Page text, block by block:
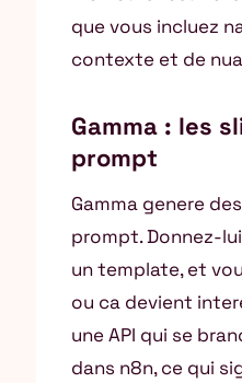
que vous incluez
contexte et de
Gamma : les
prompt
Gamma genere
prompt. Donnez-
un template, et
ou ca devient
une API qui se
dans n8n, ce qui